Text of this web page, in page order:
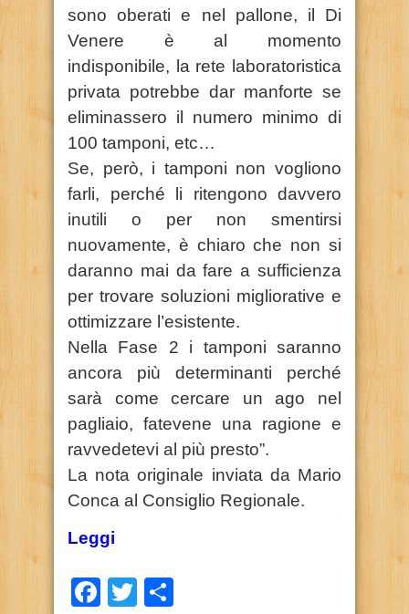
sono oberati e nel pallone, il Di
Venere è al momento
indisponibile, la rete laboratoristica
privata potrebbe dar manforte se
eliminassero il numero minimo di
100 tamponi, etc…
Se, però, i tamponi non vogliono
farli, perché li ritengono davvero
inutili o per non smentirsi
nuovamente, è chiaro che non si
daranno mai da fare a sufficienza
per trovare soluzioni migliorative e
ottimizzare l’esistente.
Nella Fase 2 i tamponi saranno
ancora più determinanti perché
sarà come cercare un ago nel
pagliaio, fatevene una ragione e
ravvedetevi al più presto”.
La nota originale inviata da Mario
Conca al Consiglio Regionale.
Leggi
Facebook
Twitter